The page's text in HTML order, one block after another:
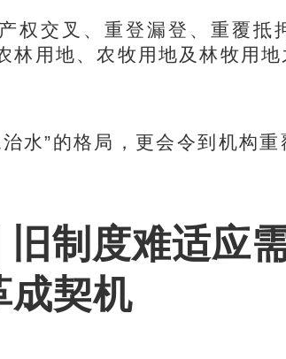
交叉、重登漏登、重覆抵
林用地、农牧用地及林牧用
”的格局，更会令到机构重
旧制度难适应
成契机